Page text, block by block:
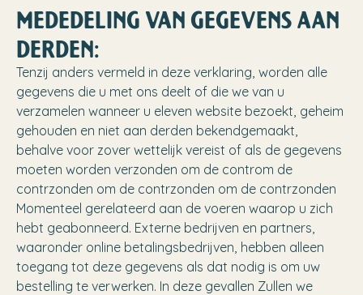
MEDEDELING VAN GEGEVENS AAN
DERDEN:
Tenzij anders vermeld in deze verklaring, worden alle
gegevens die u met ons deelt of die we van u
verzamelen wanneer u eleven website bezoekt, geheim
gehouden en niet aan derden bekendgemaakt,
behalve voor zover wettelijk vereist of als de gegevens
moeten worden verzonden om de controm de
contrzonden om de contrzonden om de contrzonden
Momenteel gerelateerd aan de voeren waarop u zich
hebt geabonneerd. Externe bedrijven en partners,
waaronder online betalingsbedrijven, hebben alleen
toegang tot deze gegevens als dat nodig is om uw
bestelling te verwerken. In deze gevallen Zullen we